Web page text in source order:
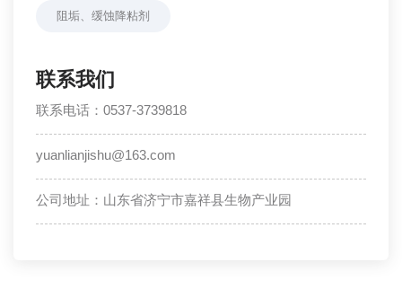
阻垢、缓蚀降粘剂
联系我们
联系电话：0537-3739818
yuanlianjishu@163.com
公司地址：山东省济宁市嘉祥县生物产业园